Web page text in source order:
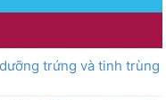
trứng và tinh trùng